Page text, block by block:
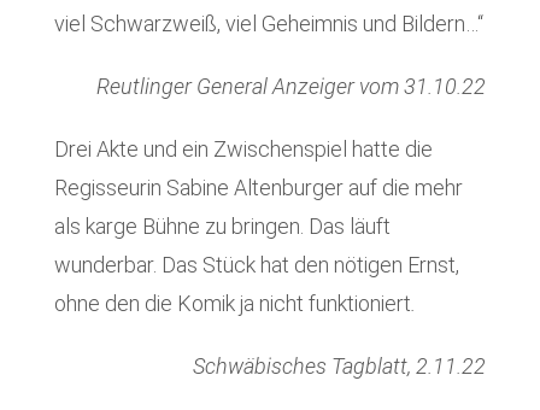
viel Schwarzweiß, viel Geheimnis und Bildern…“
Reutlinger General Anzeiger vom 31.10.22
Drei Akte und ein Zwischenspiel hatte die
Regisseurin Sabine Altenburger auf die mehr
als karge Bühne zu bringen. Das läuft
wunderbar. Das Stück hat den nötigen Ernst,
ohne den die Komik ja nicht funktioniert.
Schwäbisches Tagblatt, 2.11.22